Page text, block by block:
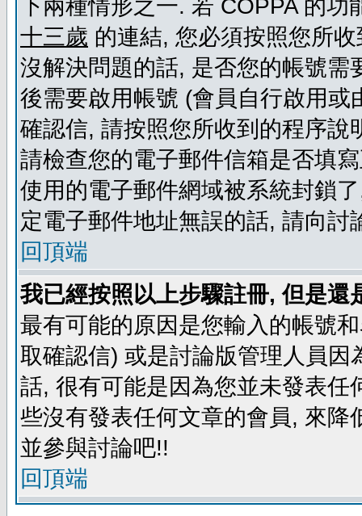
下兩種情形之一. 若 COPPA 的
十三歲 的連結, 您必須按照您所
沒解決問題的話, 是否您的帳號
後需要啟用帳號 (會員自行啟用
確認信, 請按照您所收到的程序
請檢查您的電子郵件信箱是否填
使用的電子郵件網域被系統封鎖
定電子郵件地址無誤的話, 請向
回頂端
我已經按照以上步驟註冊, 但是還
最有可能的原因是您輸入的帳號
取確認信) 或是討論版管理人員
話, 很有可能是因為您並未發表
些沒有發表任何文章的會員, 來
並參與討論吧!!
回頂端